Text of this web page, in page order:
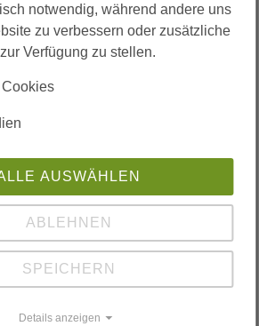
notwendig, während andere uns
zu verbessern oder zusätzliche
Verfügung zu stellen.
AUSWÄHLEN
ABLEHNEN
SPEICHERN
Details anzeigen